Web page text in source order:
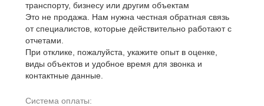
транспорту, бизнесу или другим объектам
Это не продажа. Нам нужна честная обратная связь
от специалистов, которые действительно работают с
отчетами.
При отклике, пожалуйста, укажите опыт в оценке,
виды объектов и удобное время для звонка и
контактные данные.
Система оплаты: